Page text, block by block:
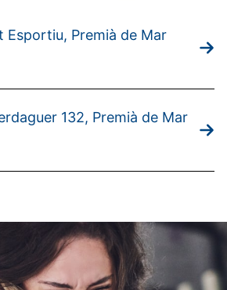
Esportiu, Premià de Mar
132, Premià de Mar